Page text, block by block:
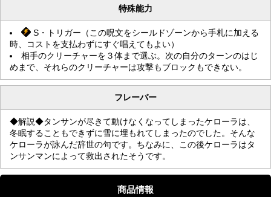
特殊能力
S・トリガー（この呪文をシールドゾーンから手札に加える
時、コストを支払わずにすぐ唱えてもよい）
相手のクリーチャーを３体まで選ぶ。次の自分のターンのはじ
めまで、それらのクリーチャーは攻撃もブロックもできない。
フレーバー
◆解説◆タンサンが尽きて動けなくなってしまったケローラは、
冬眠することもできずに雪に埋もれてしまったのでした。そんな
ケローラが詠んだ辞世の句です。ちなみに、この後ケローラはタ
ンサンマンによって救出されたそうです。
商品情報